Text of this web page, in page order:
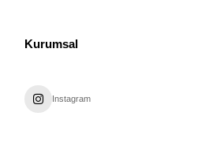
Kurumsal
Instagram